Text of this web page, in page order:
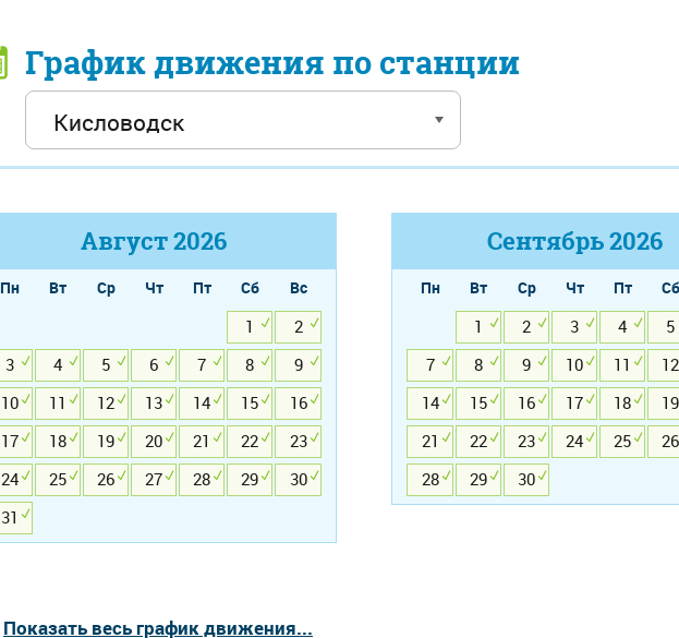
График движения по станции
Август2026
Пн Вт Ср Чт Пт Сб
Вс
1
2
3
4 5 6 7 8
9
10
11 12 13 14 15
16
17
18 19 20 21 22
23
24
25 26 27 28 29
30
31
Сентябрь2026
Пн Вт Ср Чт Пт Сб
1
2 3 4 5
7
8 9 10 11 12
14
15 16 17 18 19
21
22 23 24 25 26
28
29 30
Показать весь график движения...